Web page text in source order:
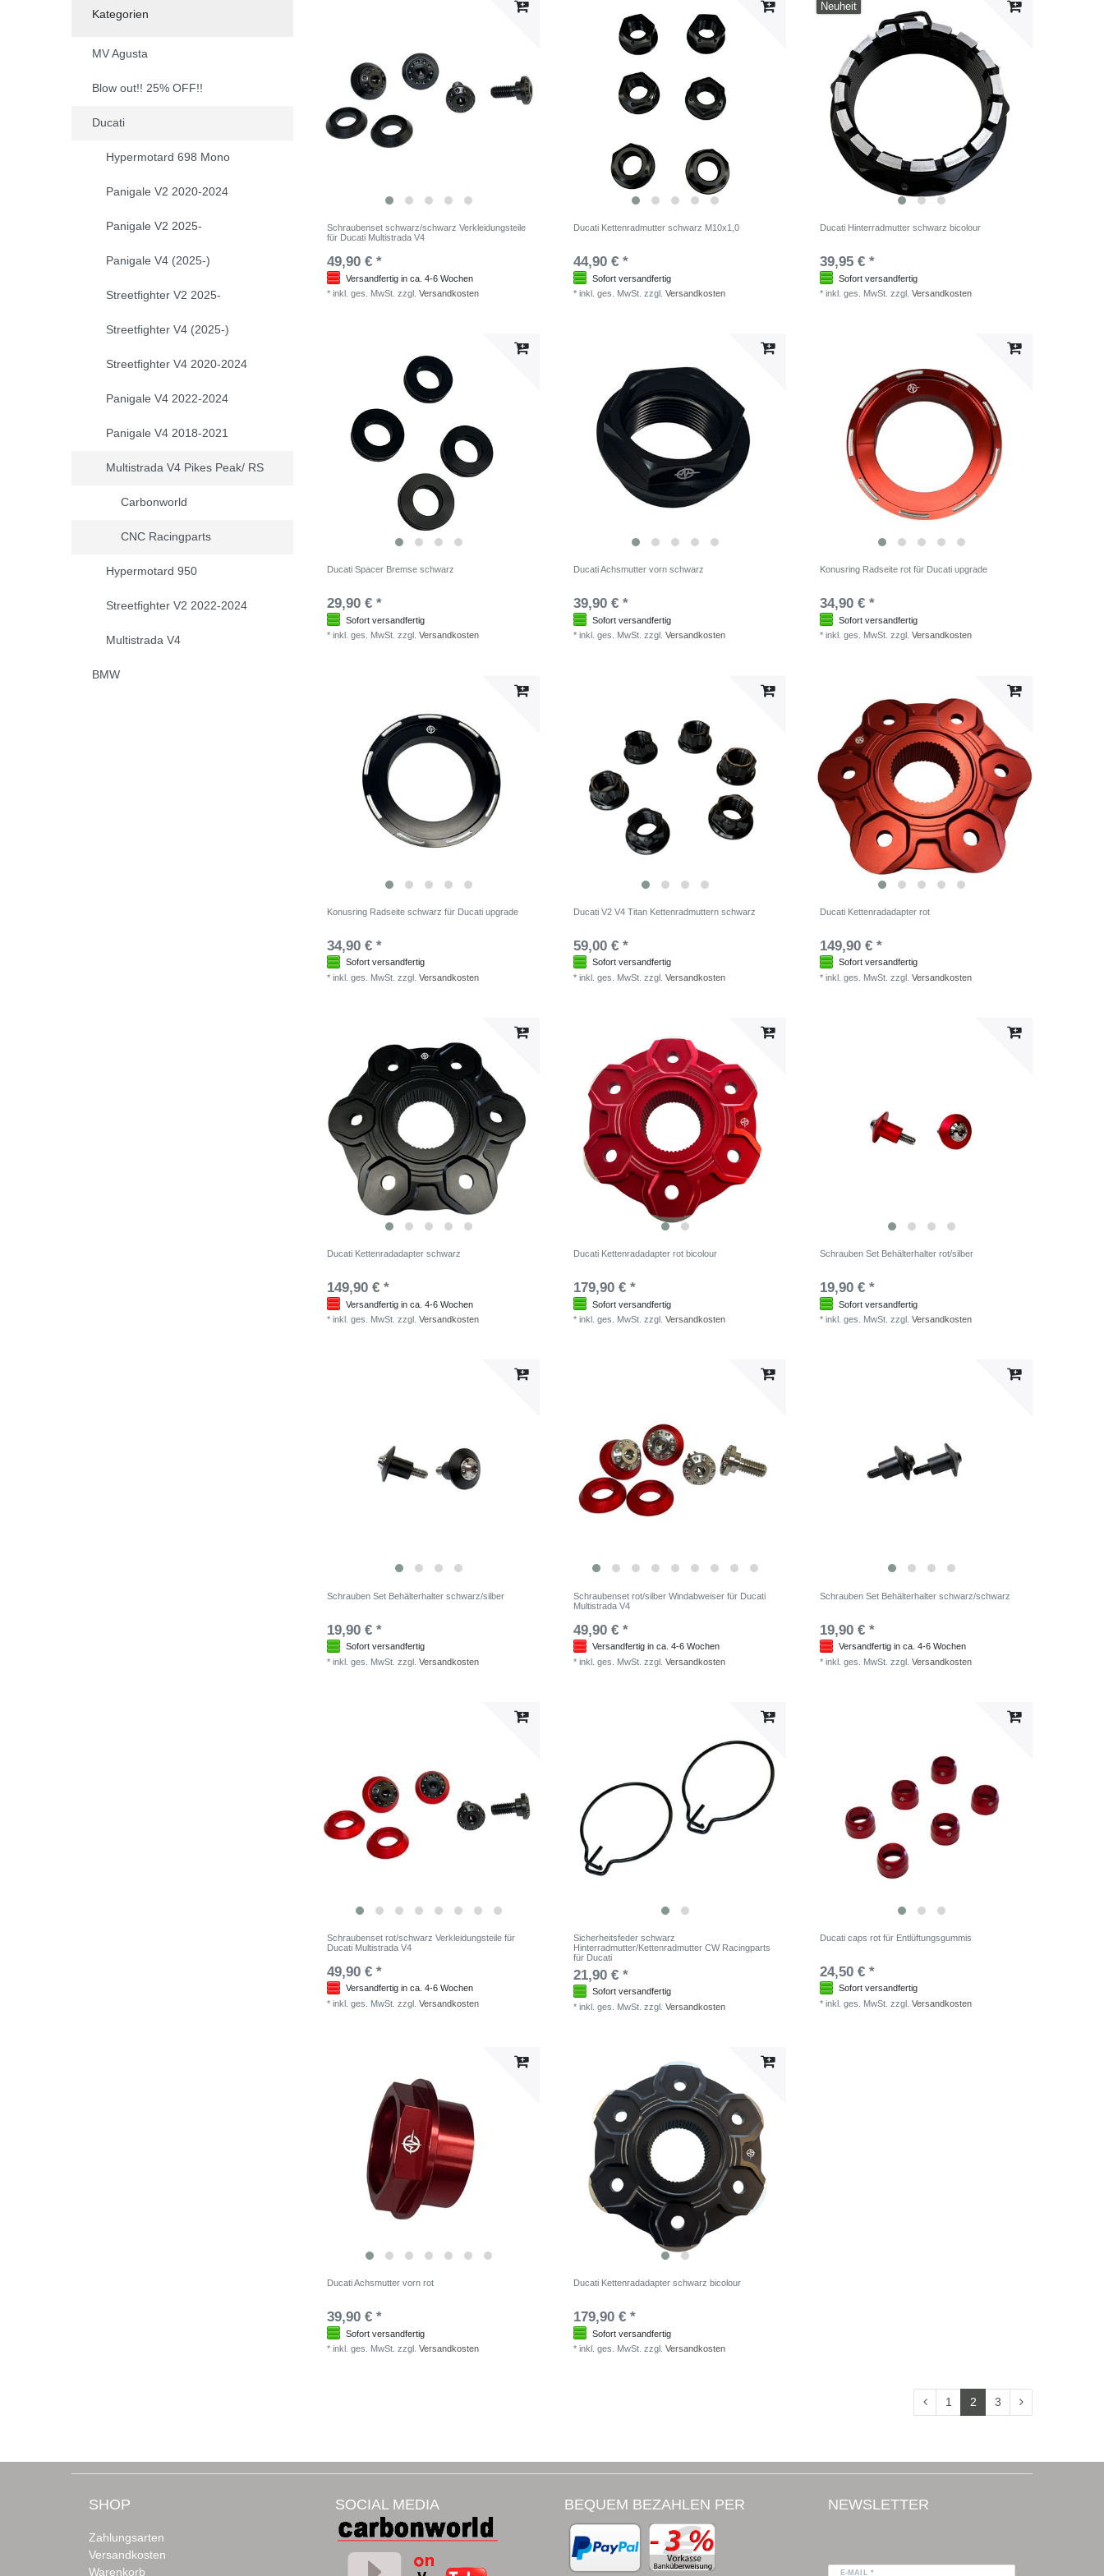
Kategorien
MV Agusta
Blow out!! 25% OFF!!
Ducati
Hypermotard 698 Mono
Panigale V2 2020-2024
Panigale V2 2025-
Panigale V4 (2025-)
Streetfighter V2 2025-
Streetfighter V4 (2025-)
Streetfighter V4 2020-2024
Panigale V4 2022-2024
Panigale V4 2018-2021
Multistrada V4 Pikes Peak/ RS
Carbonworld
CNC Racingparts
Hypermotard 950
Streetfighter V2 2022-2024
Multistrada V4
BMW
Schraubenset schwarz/schwarz Verkleidungsteile
für Ducati Multistrada V4
49,90 € *
Versandfertig in ca. 4-6 Wochen
*inkl. ges. MwSt. zzgl.Versandkosten
Ducati Kettenradmutter schwarz M10x1,0
44,90 € *
Sofort versandfertig
*inkl. ges. MwSt. zzgl.Versandkosten
Neuheit
Ducati Hinterradmutter schwarz bicolour
39,95 € *
Sofort versandfertig
*inkl. ges. MwSt. zzgl.Versandkosten
Ducati Spacer Bremse schwarz
29,90 € *
Sofort versandfertig
*inkl. ges. MwSt. zzgl.Versandkosten
Ducati Achsmutter vorn schwarz
39,90 € *
Sofort versandfertig
*inkl. ges. MwSt. zzgl.Versandkosten
Konusring Radseite rot für Ducati upgrade
34,90 € *
Sofort versandfertig
*inkl. ges. MwSt. zzgl.Versandkosten
Konusring Radseite schwarz für Ducati upgrade
34,90 € *
Sofort versandfertig
*inkl. ges. MwSt. zzgl.Versandkosten
Ducati V2 V4 Titan Kettenradmuttern schwarz
59,00 € *
Sofort versandfertig
*inkl. ges. MwSt. zzgl.Versandkosten
Ducati Kettenradadapter rot
149,90 € *
Sofort versandfertig
*inkl. ges. MwSt. zzgl.Versandkosten
Ducati Kettenradadapter schwarz
149,90 € *
Versandfertig in ca. 4-6 Wochen
*inkl. ges. MwSt. zzgl.Versandkosten
Ducati Kettenradadapter rot bicolour
179,90 € *
Sofort versandfertig
*inkl. ges. MwSt. zzgl.Versandkosten
Schrauben Set Behälterhalter rot/silber
19,90 € *
Sofort versandfertig
*inkl. ges. MwSt. zzgl.Versandkosten
Schrauben Set Behälterhalter schwarz/silber
19,90 € *
Sofort versandfertig
*inkl. ges. MwSt. zzgl.Versandkosten
Schraubenset rot/silber Windabweiser für Ducati
Multistrada V4
49,90 € *
Versandfertig in ca. 4-6 Wochen
*inkl. ges. MwSt. zzgl.Versandkosten
Schrauben Set Behälterhalter schwarz/schwarz
19,90 € *
Versandfertig in ca. 4-6 Wochen
*inkl. ges. MwSt. zzgl.Versandkosten
Schraubenset rot/schwarz Verkleidungsteile für
Ducati Multistrada V4
49,90 € *
Versandfertig in ca. 4-6 Wochen
*inkl. ges. MwSt. zzgl.Versandkosten
Sicherheitsfeder schwarz
Hinterradmutter/Kettenradmutter CW Racingparts
für Ducati
21,90 € *
Sofort versandfertig
*inkl. ges. MwSt. zzgl.Versandkosten
Ducati caps rot für Entlüftungsgummis
24,50 € *
Sofort versandfertig
*inkl. ges. MwSt. zzgl.Versandkosten
Ducati Achsmutter vorn rot
39,90 € *
Sofort versandfertig
*inkl. ges. MwSt. zzgl.Versandkosten
Ducati Kettenradadapter schwarz bicolour
179,90 € *
Sofort versandfertig
*inkl. ges. MwSt. zzgl.Versandkosten
1 2 3
SHOP
Zahlungsarten
Versandkosten
Warenkorb
SOCIAL MEDIA BEQUEM BEZAHLEN PER NEWSLETTER
E-MAIL *